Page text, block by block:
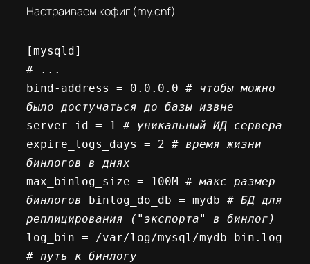
Настраиваем кофиг (my.cnf)
[mysqld]
# ...
bind-address = 0.0.0.0 # чтобы можно
было достучаться до базы извне
server-id = 1 # уникальный ИД сервера
expire_logs_days = 2 # время жизни
бинлогов в днях
max_binlog_size = 100M # макс размер
бинлогов
binlog_do_db = mydb # БД для
реплицирования ("экспорта" в бинлог)
# путь к бинлогу